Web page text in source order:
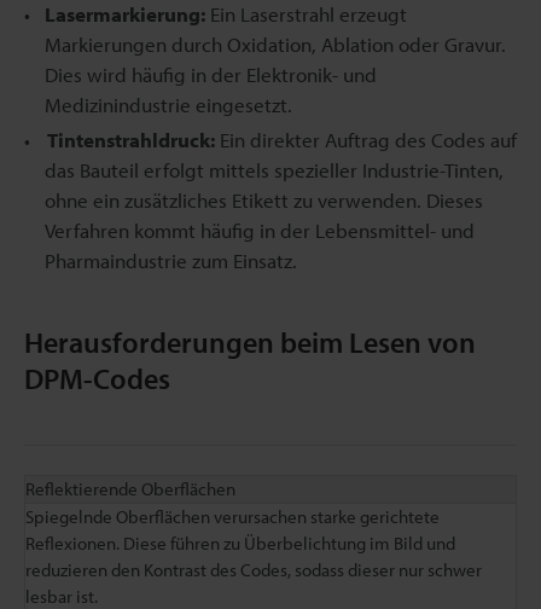
Lasermarkierung: Ein Laserstrahl erzeugt
Markierungen durch Oxidation, Ablation oder Gravur.
Dies wird häufig in der Elektronik- und
Medizinindustrie eingesetzt.
Tintenstrahldruck: Ein direkter Auftrag des Codes auf
das Bauteil erfolgt mittels spezieller Industrie-Tinten,
ohne ein zusätzliches Etikett zu verwenden. Dieses
Verfahren kommt häufig in der Lebensmittel- und
Pharmaindustrie zum Einsatz.
Herausforderungen beim Lesen von
DPM-Codes
Reflektierende Oberflächen
Spiegelnde Oberflächen verursachen starke gerichtete
Reflexionen. Diese führen zu Überbelichtung im Bild und
reduzieren den Kontrast des Codes, sodass dieser nur schwer
lesbar ist.